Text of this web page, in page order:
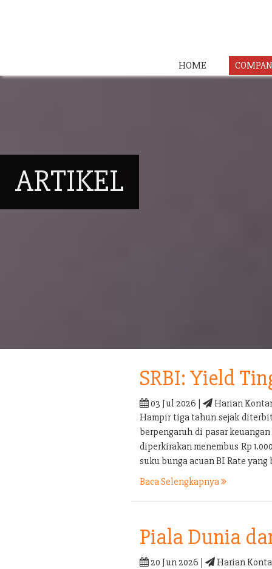
HOME
ARTIKEL
SRBI: Yield
03 Jul 2026 |
Harian
Hampir tiga tahun sejak
berpengaruh di pasar
diperkirakan menembus Rp
suku bunga acuan BI Rate yang
Baca Selengkapnya
Piala Dunia
20 Jun 2026 |
Harian